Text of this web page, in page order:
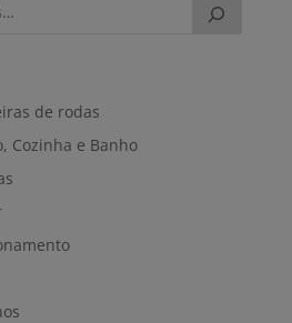
de rodas
Cozinha e Banho